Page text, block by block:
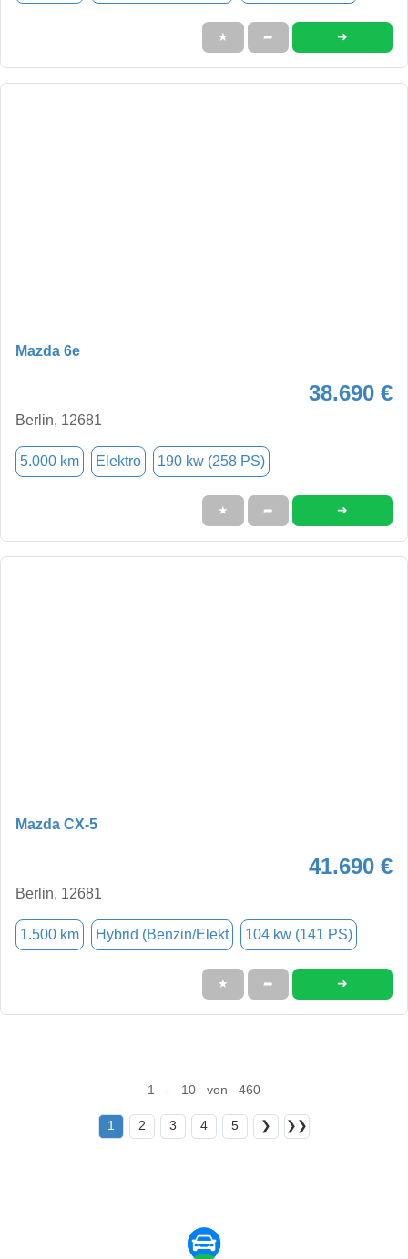
★ ➦ ➜
Mazda 6e
38.690 €
Berlin, 12681
5.000 km Elektro 190 kw (258 PS)
★ ➦ ➜
Mazda CX-5
41.690 €
Berlin, 12681
1.500 km Hybrid (Benzin/Elekt 104 kw (141 PS)
★ ➦ ➜
1 - 10 von 460
1 2 3 4 5 ❯ ❯❯